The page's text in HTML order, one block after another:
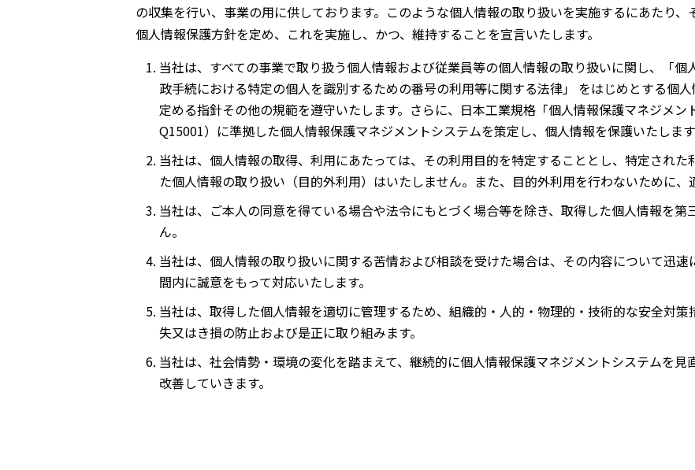
の収集を行い、事業の用に供しております。このような個人情報の取り扱いを実施するにあたり
個人情報保護方針を定め、これを実施し、かつ、維持することを宣言いたします。
当社は、すべての事業で取り扱う個人情報および従業員等の個人情報の取り扱いに関し、「
政手続における特定の個人を識別するための番号の利用等に関する法律」 をはじめとする個
定める指針その他の規範を遵守いたします。さらに、日本工業規格「個人情報保護マネジメ
Q15001）に準拠した個人情報保護マネジメントシステムを策定し、個人情報を保護いたします
当社は、個人情報の取得、利用にあたっては、その利用目的を特定することとし、特定され
た個人情報の取り扱い（目的外利用）はいたしません。また、目的外利用を行わないために、
当社は、ご本人の同意を得ている場合や法令にもとづく場合等を除き、取得した個人情報を第
ん。
当社は、個人情報の取り扱いに関する苦情および相談を受けた場合は、その内容について迅
間内に誠意をもって対応いたします。
当社は、取得した個人情報を適切に管理するため、組織的・人的・物理的・技術的な安全対
失又はき損の防止および是正に取り組みます。
当社は、社会情勢・環境の変化を踏まえて、継続的に個人情報保護マネジメントシステムを見
改善していきます。